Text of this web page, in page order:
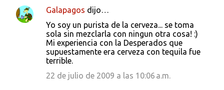
a
r
Galapagos dijo…
Yo soy un purista de la cerveza... se toma
sola sin mezclarla con ningun otra cosa! :)
Mi experiencia con la Desperados que
supuestamente era cerveza con tequila fue
terrible.
22 de julio de 2009 a las 10:06 a.m.